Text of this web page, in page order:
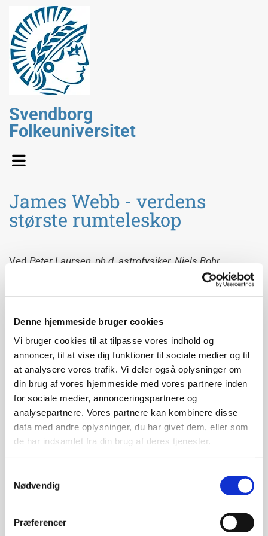
Denne hjemmeside bruger cookies
Vi bruger cookies til at tilpasse vores indhold og
annoncer, til at vise dig funktioner til sociale medier og til
at analysere vores trafik. Vi deler også oplysninger om
din brug af vores hjemmeside med vores partnere inden
for sociale medier, annonceringspartnere og
analysepartnere. Vores partnere kan kombinere disse
data med andre oplysninger, du har givet dem, eller som
de har indsamlet fra din brug af deres tjenester.
Nødvendig
Præferencer
Svendborg
Folkeuniversitet
James Webb - verdens
største rumteleskop
Ved Peter Laursen, ph.d. astrofysiker, Niels Bohr
Sted:SEF, Fåborgvej 44, 5700 Svendborg
Entré: 75 kr.
Alle billetter er solgt, men du kan blive skrevet på en
venteliste: klik på knappen "Køb billet".
menneskehedens mest avancerede rumobservatorium,